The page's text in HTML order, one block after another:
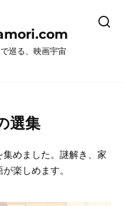
巡る、映画宇宙
選集
めました。謎解き、家
楽しめます。